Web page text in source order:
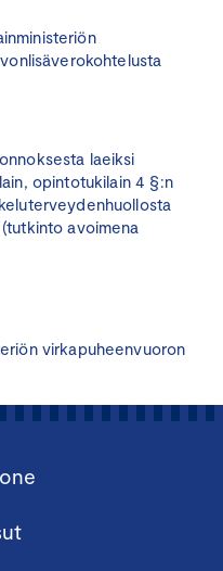
laeiksi
opintotukilain 4 §:n
avoimena
virkapuheenvuoron